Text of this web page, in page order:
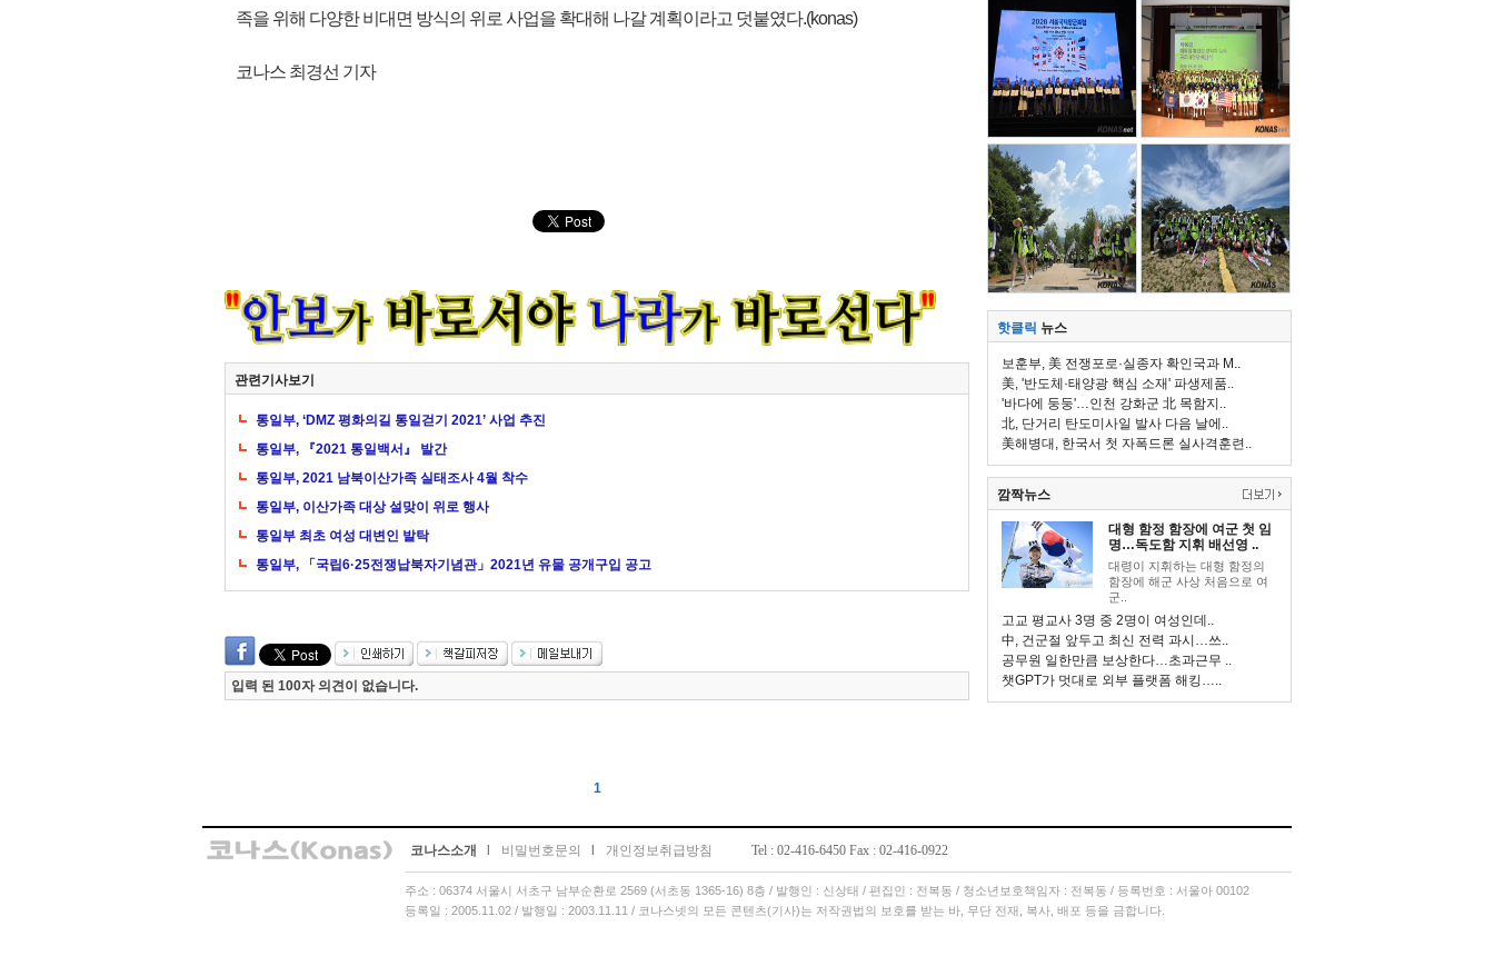
족을 위해 다양한 비대면 방식의 위로 사업을 확대해 나갈 계획이라고 덧붙였다.(konas)
코나스 최경선 기자
관련기사보기
통일부, ‘DMZ 평화의길 통일걷기 2021’ 사업 추진
통일부, 『2021 통일백서』 발간
통일부, 2021 남북이산가족 실태조사 4월 착수
통일부, 이산가족 대상 설맞이 위로 행사
통일부 최초 여성 대변인 발탁
통일부, 「국립6·25전쟁납북자기념관」2021년 유물 공개구입 공고
입력 된 100자 의견이 없습니다.
1
핫클릭 뉴스
보훈부, 美 전쟁포로·실종자 확인국과 M..
美, '반도체·태양광 핵심 소재' 파생제품..
'바다에 둥둥'…인천 강화군 北 목함지..
北, 단거리 탄도미사일 발사 다음 날에..
美해병대, 한국서 첫 자폭드론 실사격훈련..
깜짝뉴스
대형 함정 함장에 여군 첫 임
명…독도함 지휘 배선영 ..
대령이 지휘하는 대형 함정의
함장에 해군 사상 처음으로 여
군..
고교 평교사 3명 중 2명이 여성인데..
中, 건군절 앞두고 최신 전력 과시…쓰..
공무원 일한만큼 보상한다…초과근무 ..
챗GPT가 멋대로 외부 플랫폼 해킹…..
코나스소개 비밀번호문의 개인정보취급방침 Tel : 02-416-6450 Fax : 02-416-0922
주소 : 06374 서울시 서초구 남부순환로 2569 (서초동 1365-16) 8층 / 발행인 : 신상태 / 편집인 : 전복동 / 청소년보호책임자 : 전복동 / 등록번호 : 서울아 00102
등록일 : 2005.11.02 / 발행일 : 2003.11.11 / 코나스넷의 모든 콘텐츠(기사)는 저작권법의 보호를 받는 바, 무단 전재, 복사, 배포 등을 금합니다.